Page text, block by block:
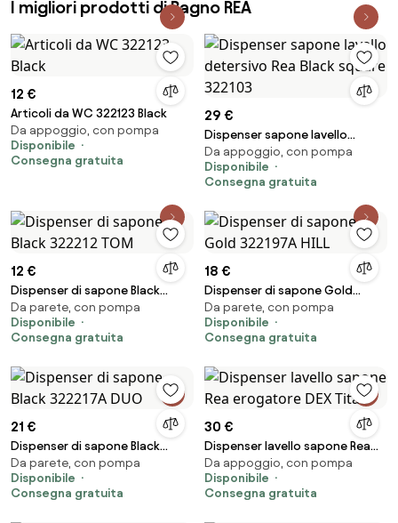
I migliori prodotti di Bagno REA
12 €
Articoli da WC 322123 Black
Da appoggio, con pompa
Disponibile
Consegna gratuita
29 €
Dispenser sapone lavello
detersivo Rea Black square
322103
Da appoggio, con pompa
Disponibile
Consegna gratuita
12 €
Dispenser di sapone Black
322212 TOM
Da parete, con pompa
Disponibile
Consegna gratuita
18 €
Dispenser di sapone Gold
322197A HILL
Da parete, con pompa
Disponibile
Consegna gratuita
21 €
Dispenser di sapone Black
322217A DUO
Da parete, con pompa
Disponibile
Consegna gratuita
30 €
Dispenser lavello sapone Rea
erogatore DEX Titan
Da appoggio, con pompa
Disponibile
Consegna gratuita